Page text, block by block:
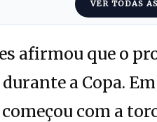
VER TODAS
afirmou que o
a Copa.
com a